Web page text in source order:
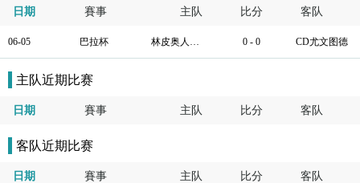
日期 賽事 主队 比分 客队
06-05 巴拉杯 林皮奥人体育 0 - 0 CD尤文图德
主队近期比赛
日期 賽事 主队 比分 客队
客队近期比赛
日期 賽事 主队 比分 客队